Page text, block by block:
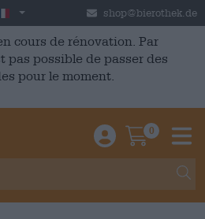
France shop@bierothek.de
cours de rénovation. Par
pas possible de passer des
pour le moment.
Einloggen /
0